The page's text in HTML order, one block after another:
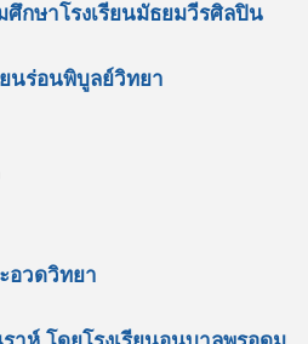
ศึกษาโรงเรียนมัธยมวีรศิลปิน
ยนร่อนพิบูลย์วิทยา
อวดวิทยา